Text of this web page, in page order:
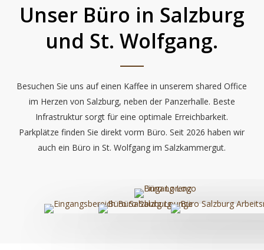
Unser Büro in Salzburg
und St. Wolfgang.
Besuchen Sie uns auf einen Kaffee in unserem shared Office
im Herzen von Salzburg, neben der Panzerhalle. Beste
Infrastruktur sorgt für eine optimale Erreichbarkeit.
Parkplätze finden Sie direkt vorm Büro. Seit 2026 haben wir
auch ein Büro in St. Wolfgang im Salzkammergut.